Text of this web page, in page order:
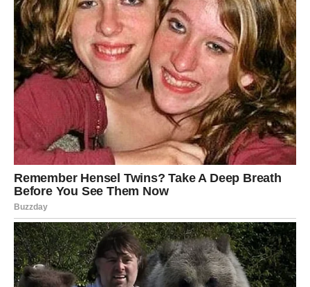
Jednim klikom preuzmi knjigu s najboljim
receptima!